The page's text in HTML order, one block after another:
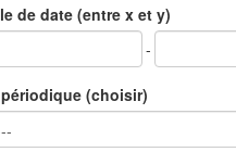
de date (entre x et y)
-
(choisir)